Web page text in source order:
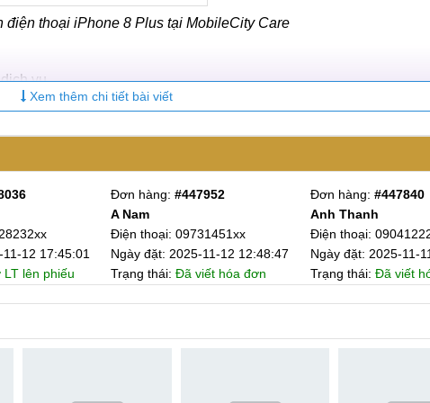
điện thoại iPhone 8 Plus tại MobileCity Care
vụ.
tín tại MobileCity Care
đi kèm những cam kết chất lượng và Uy tín. Tất cả nhằm
khách hàng, MobileCity Care luôn chú trọng đến nguồn gốc và
Xem thêm chi tiết bài viết
12 17:45:01
LT lên phiếu
Đơn hàng:#447952
A Nam
Điện thoại: 09731451xx
Ngày đặt: 2025-11-12 12:48:47
Trạng thái:Đã viết hóa đơn
Đơn hàng: #447840
Anh Thanh
Điện thoại:
Ngày đặt: 2025-11-
Trạng thái: Đã viết